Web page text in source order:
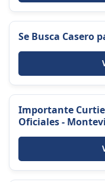
Se Busca Casero
Importante
Oficiales -